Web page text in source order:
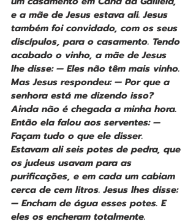
e a mãe de Jesus estava ali. Jesus
também foi convidado, com os seus
discípulos, para o casamento. Tendo
acabado o vinho, a mãe de Jesus
lhe disse: — Eles não têm mais vinho.
Mas Jesus respondeu: — Por que a
senhora está me dizendo isso?
Ainda não é chegada a minha hora.
Então ela falou aos serventes: —
Façam tudo o que ele disser.
Estavam ali seis potes de pedra, que
os judeus usavam para as
purificações, e em cada um cabiam
cerca de cem litros. Jesus lhes disse:
— Encham de água esses potes. E
eles os encheram totalmente.